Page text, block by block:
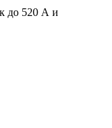
до 520 А и